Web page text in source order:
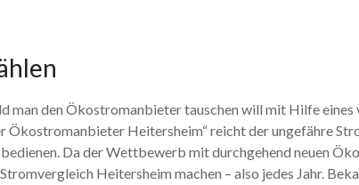
den Ökostromanbieter tauschen will mit Hilfe eines
Ökostromanbieter Heitersheim“ reicht der ungefähre
Da der Wettbewerb mit durchgehend neuen
Heitersheim machen – also jedes Jahr.